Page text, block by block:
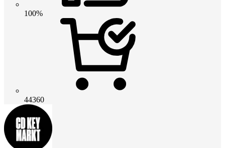
100%
44360